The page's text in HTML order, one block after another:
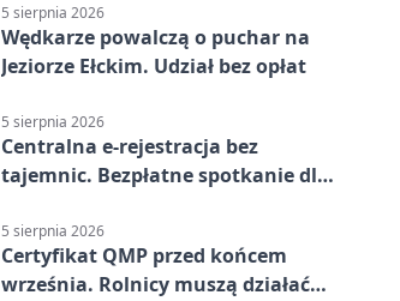
5 sierpnia 2026
Wędkarze powalczą o puchar na
Jeziorze Ełckim. Udział bez opłat
5 sierpnia 2026
Centralna e-rejestracja bez
tajemnic. Bezpłatne spotkanie dla
5 sierpnia 2026
Certyfikat QMP przed końcem
września. Rolnicy muszą działać